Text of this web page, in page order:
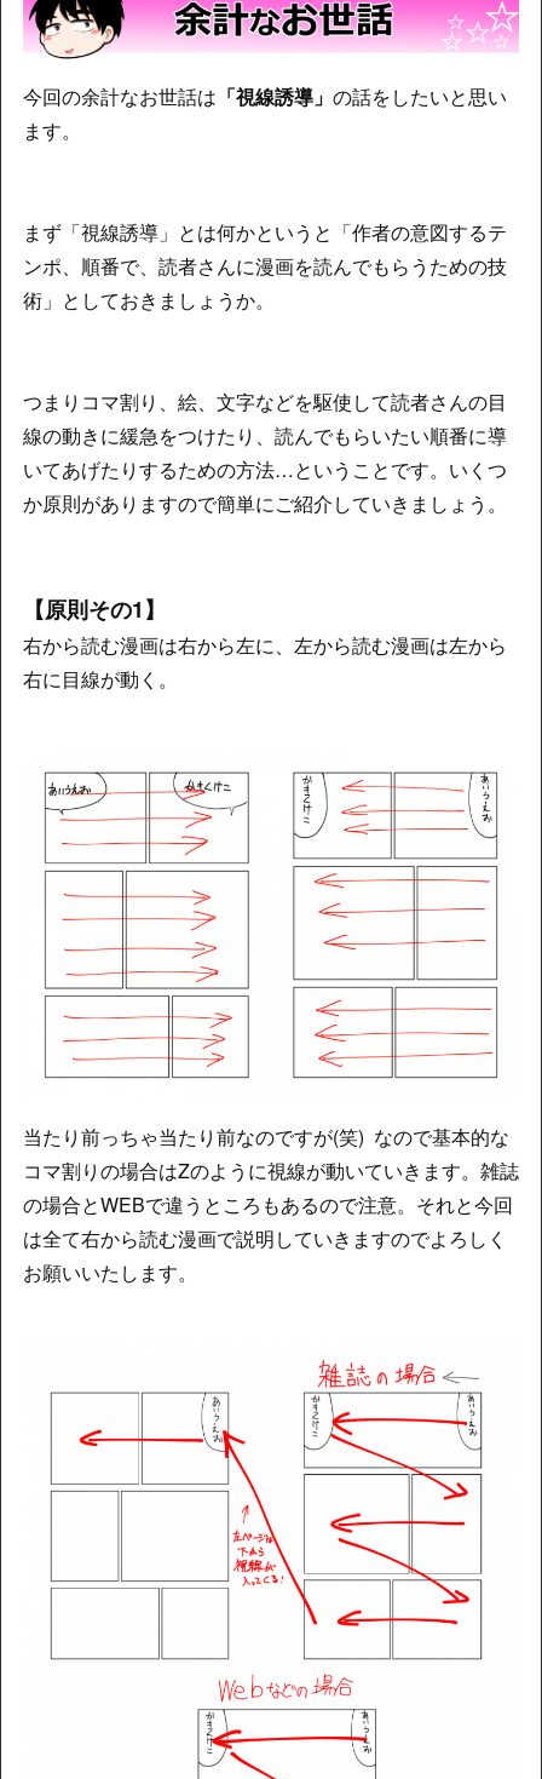
今回の余計なお世話は 「視線誘導」 の話をしたいと思い
ます。
まず「視線誘導」とは何かというと「作者の意図するテ
ンポ、順番で、読者さんに漫画を読んでもらうための技
術」としておきましょうか。
つまりコマ割り、絵、文字などを駆使して読者さんの目
線の動きに緩急をつけたり、読んでもらいたい順番に導
いてあげたりするための方法…ということです。いくつ
か原則がありますので簡単にご紹介していきましょう。
【原則その1】
右から読む漫画は右から左に、左から読む漫画は左から
右に目線が動く。
当たり前っちゃ当たり前なのですが(笑) なので基本的な
コマ割りの場合はZのように視線が動いていきます。雑誌
の場合とWEBで違うところもあるので注意。それと今回
は全て右から読む漫画で説明していきますのでよろしく
お願いいたします。